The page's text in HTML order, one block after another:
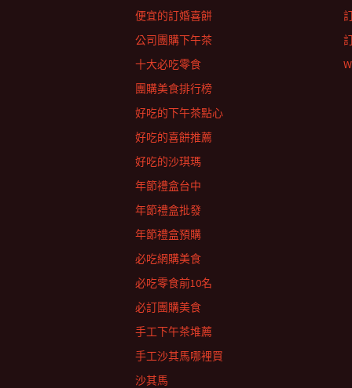
便宜的訂婚喜餅
公司團購下午茶
十大必吃零食
團購美食排行榜
好吃的下午茶點心
好吃的喜餅推薦
好吃的沙琪瑪
年節禮盒台中
年節禮盒批發
年節禮盒預購
必吃網購美食
必吃零食前10名
必訂團購美食
手工下午茶堆薦
手工沙其馬哪裡買
沙其馬